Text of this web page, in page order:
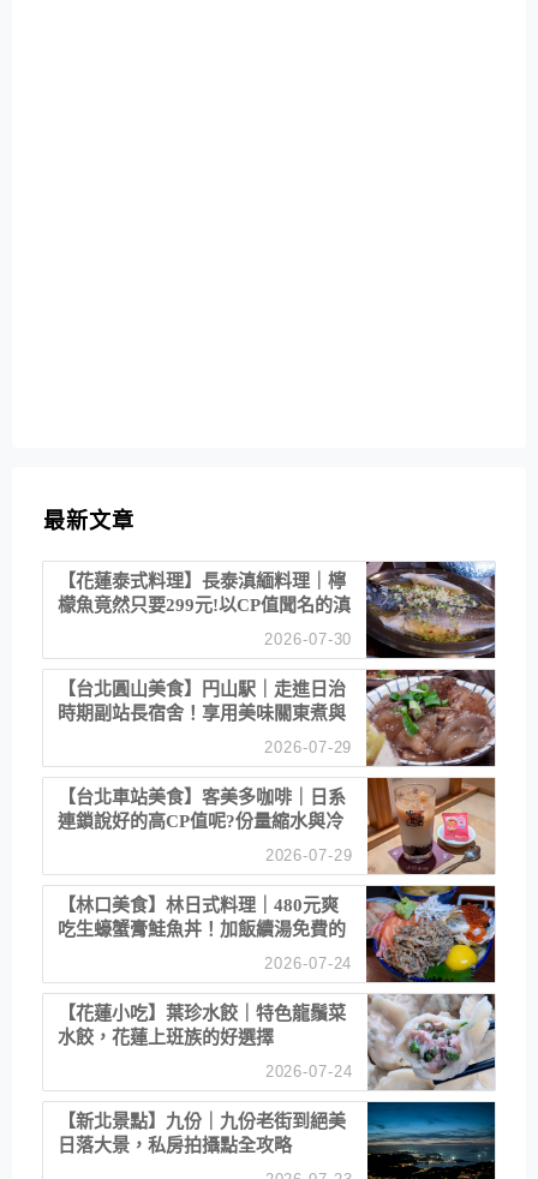
最新文章
【花蓮泰式料理】長泰滇緬料理｜檸
檬魚竟然只要299元!以CP值聞名的滇
2026-07-30
【台北圓山美食】円山駅｜走進日治
時期副站長宿舍！享用美味關東煮與
2026-07-29
【台北車站美食】客美多咖啡｜日系
連鎖說好的高CP值呢?份量縮水與冷
2026-07-29
【林口美食】林日式料理｜480元爽
吃生蠔蟹膏鮭魚丼！加飯續湯免費的
2026-07-24
【花蓮小吃】葉珍水餃｜特色龍鬚菜
水餃，花蓮上班族的好選擇
2026-07-24
【新北景點】九份｜九份老街到絕美
日落大景，私房拍攝點全攻略